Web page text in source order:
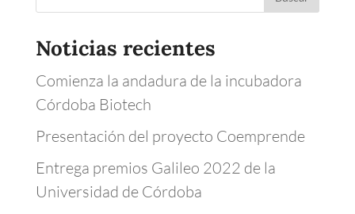
Noticias recientes
Comienza la andadura de la incubadora
Córdoba Biotech
Presentación del proyecto Coemprende
Entrega premios Galileo 2022 de la
Universidad de Córdoba